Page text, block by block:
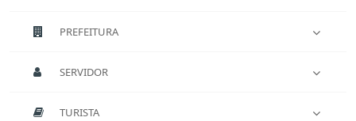
PREFEITURA
SERVIDOR
TURISTA